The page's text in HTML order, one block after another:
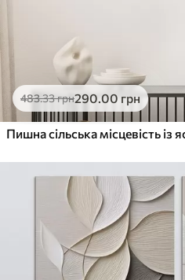
483.33грн290.00 грн